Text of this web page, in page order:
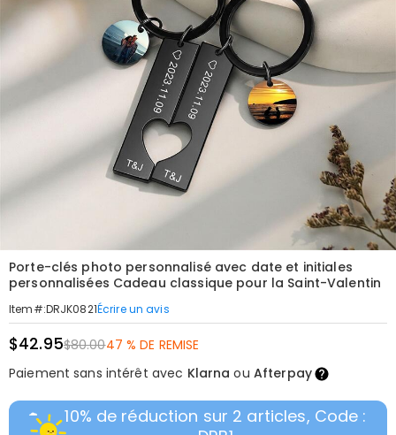
Porte-clés photo personnalisé avec date et initiales
personnalisées Cadeau classique pour la Saint-Valentin
Item#:DRJK0821Écrire un avis
$42.95$80.0047 % DE REMISE
Paiement sans intérêt avec Klarna ou Afterpay
10% de réduction sur 2 articles, Code :